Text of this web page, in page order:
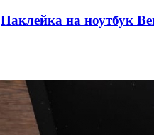
Наклейка на ноутбук